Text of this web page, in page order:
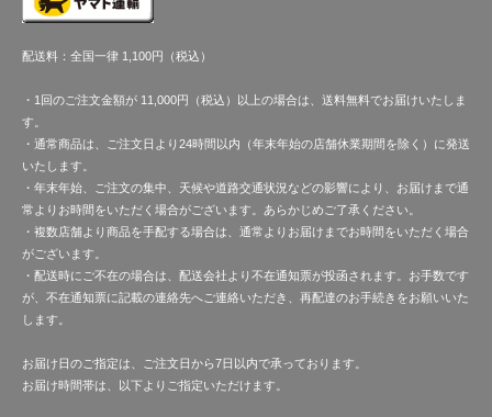
配送料：全国一律 1,100円（税込）
・1回のご注文金額が 11,000円（税込）以上の場合は、送料無料でお届けいたしま
す。
・通常商品は、ご注文日より24時間以内（年末年始の店舗休業期間を除く）に発送
いたします。
・年末年始、ご注文の集中、天候や道路交通状況などの影響により、お届けまで通
常よりお時間をいただく場合がございます。あらかじめご了承ください。
・複数店舗より商品を手配する場合は、通常よりお届けまでお時間をいただく場合
がございます。
・配送時にご不在の場合は、配送会社より不在通知票が投函されます。お手数です
が、不在通知票に記載の連絡先へご連絡いただき、再配達のお手続きをお願いいた
します。
お届け日のご指定は、ご注文日から7日以内で承っております。
お届け時間帯は、以下よりご指定いただけます。